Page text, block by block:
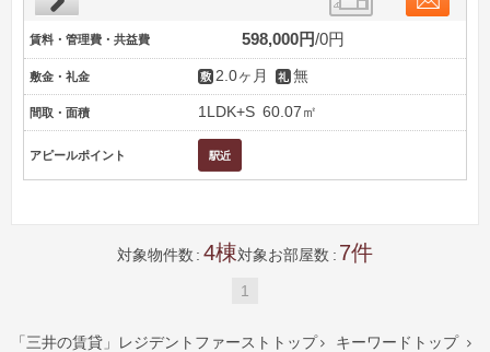
賃料・管理費・共益費 598,000円 0円
敷金・礼金 2.0ヶ月 無
間取・面積 1LDK+S 60.07㎡
アピールポイント
対象物件数 4 対象お部屋数 7
1
「三井の賃貸」レジデントファーストトップ  キーワードトップ 